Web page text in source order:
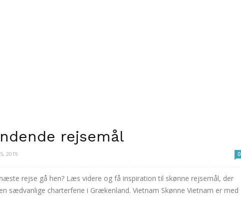
rejsemål
2019 0
rejse gå hen? Læs videre og få inspiration til skønne rejsemål, der
sædvanlige charterferie i Grækenland. Vietnam Skønne Vietnam er med